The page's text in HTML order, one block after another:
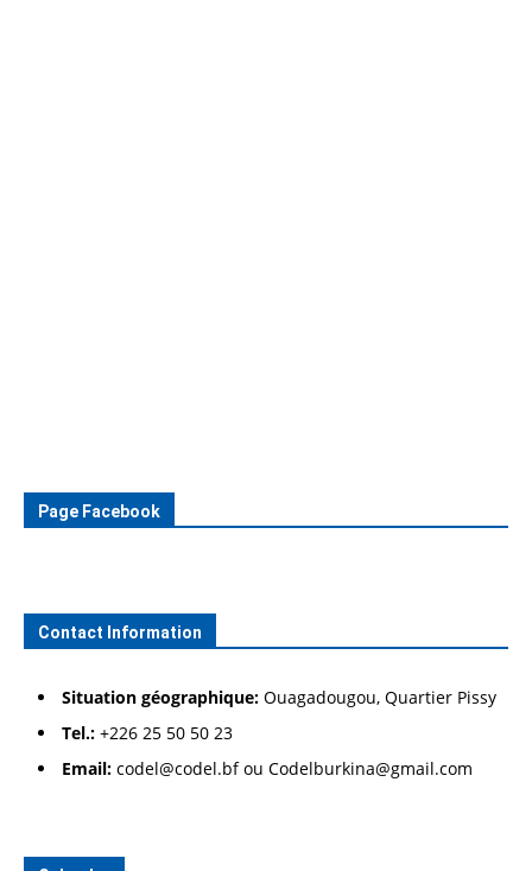
Page Facebook
Contact Information
Situation géographique: Ouagadougou, Quartier Pissy
Tel.: +226 25 50 50 23
Email: codel@codel.bf ou Codelburkina@gmail.com